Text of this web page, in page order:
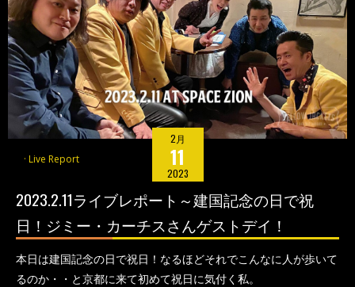
2月
11
2023
Live Report
2023.2.11ライブレポート～建国記念の日で祝
日！ジミー・カーチスさんゲストデイ！
本日は建国記念の日で祝日！なるほどそれでこんなに人が歩いて
るのか・・と京都に来て初めて祝日に気付く私。